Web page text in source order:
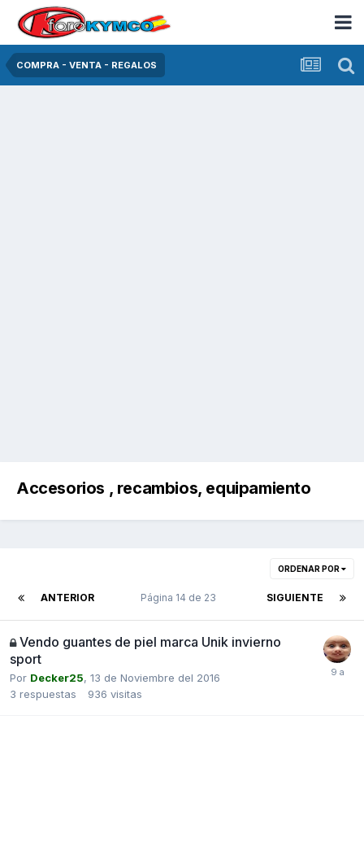
COMPRA - VENTA - REGALOS
Accesorios , recambios, equipamiento
ORDENAR POR
ANTERIOR SIGUIENTE
Página 14 de 23
Vendo guantes de piel marca Unik invierno
sport
Por Decker25, 13 de Noviembre del 2016
3 respuestas 936 visitas